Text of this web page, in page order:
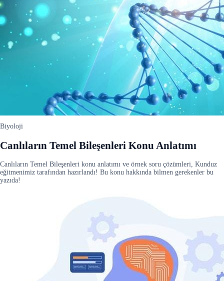
Biyoloji
Canlıların Temel Bileşenleri Konu Anlatımı
Canlıların Temel Bileşenleri konu anlatımı ve örnek soru çözümleri, Kunduz
eğitmenimiz tarafından hazırlandı! Bu konu hakkında bilmen gerekenler bu
yazıda!